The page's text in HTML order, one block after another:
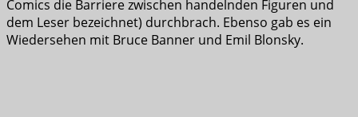
Comics die Barriere zwischen handelnden Figuren und
dem Leser bezeichnet) durchbrach. Ebenso gab es ein
Wiedersehen mit Bruce Banner und Emil Blonsky.